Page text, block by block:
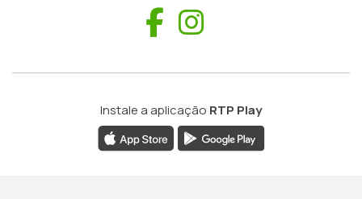
Facebook
Instale a aplicação RTP Play